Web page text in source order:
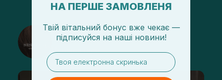
@sisters_stelmakh в Instagram
Підписатися
НА ПЕРШЕ ЗАМОВЛЕНЯ
Твій вітальний бонус вже чекає —
підписуйся на наші новини!
email